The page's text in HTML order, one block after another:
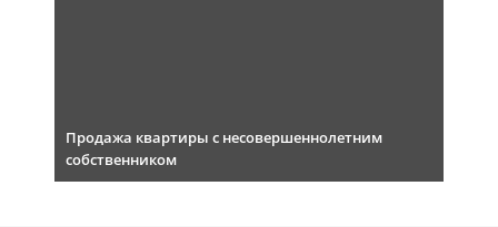
Продажа квартиры с несовершеннолетним
собственником